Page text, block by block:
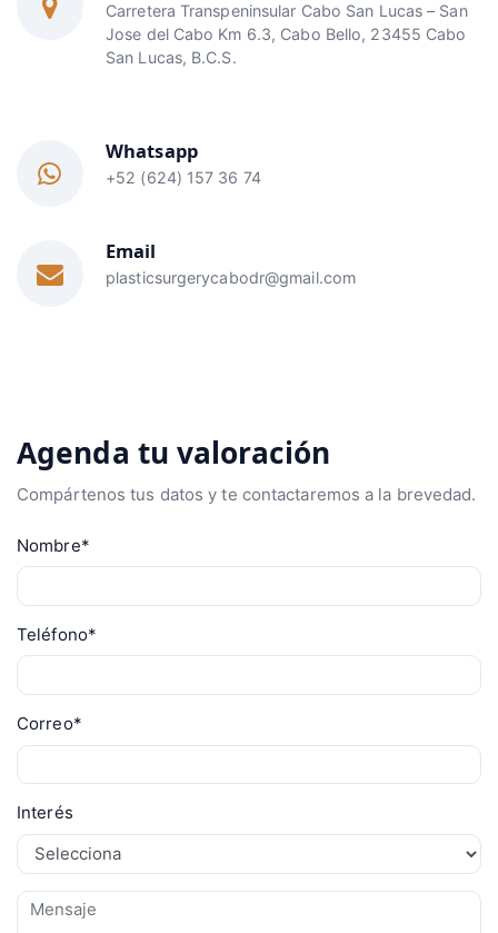
Carretera Transpeninsular Cabo San Lucas – San
Jose del Cabo Km 6.3, Cabo Bello, 23455 Cabo
San Lucas, B.C.S.
Whatsapp
+52 (624) 157 36 74
Email
plasticsurgerycabodr@gmail.com
Agenda tu valoración
Compártenos tus datos y te contactaremos a la brevedad.
Nombre*
Teléfono*
Correo*
Interés